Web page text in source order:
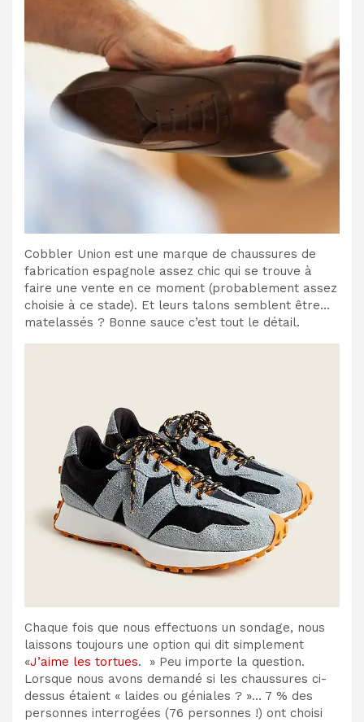
Cobbler Union est une marque de chaussures de
fabrication espagnole assez chic qui se trouve à
faire une vente en ce moment (probablement assez
choisie à ce stade). Et leurs talons semblent être…
matelassés ? Bonne sauce c’est tout le détail.
Chaque fois que nous effectuons un sondage, nous
laissons toujours une option qui dit simplement
«J’aime les tortues. » Peu importe la question.
Lorsque nous avons demandé si les chaussures ci-
dessus étaient « laides ou géniales ? »… 7 % des
personnes interrogées (76 personnes !) ont choisi